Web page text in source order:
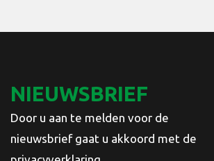
NIEUWSBRIEF
Door u aan te melden voor de
nieuwsbrief gaat u akkoord met de